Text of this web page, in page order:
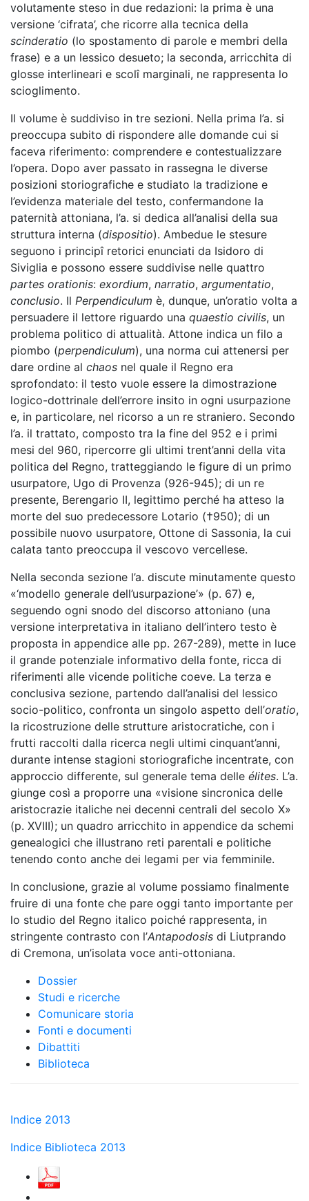
volutamente steso in due redazioni: la prima è una
versione ‘cifrata’, che ricorre alla tecnica della
scinderatio (lo spostamento di parole e membri della
frase) e a un lessico desueto; la seconda, arricchita di
glosse interlineari e scolî marginali, ne rappresenta lo
scioglimento.
Il volume è suddiviso in tre sezioni. Nella prima l’a. si
preoccupa subito di rispondere alle domande cui si
faceva riferimento: comprendere e contestualizzare
l’opera. Dopo aver passato in rassegna le diverse
posizioni storiografiche e studiato la tradizione e
l’evidenza materiale del testo, confermandone la
paternità attoniana, l’a. si dedica all’analisi della sua
struttura interna (dispositio). Ambedue le stesure
seguono i principî retorici enunciati da Isidoro di
Siviglia e possono essere suddivise nelle quattro
partes orationis: exordium, narratio, argumentatio,
conclusio. Il Perpendiculum è, dunque, un’oratio volta a
persuadere il lettore riguardo una quaestio civilis, un
problema politico di attualità. Attone indica un filo a
piombo (perpendiculum), una norma cui attenersi per
dare ordine al chaos nel quale il Regno era
sprofondato: il testo vuole essere la dimostrazione
logico-dottrinale dell’errore insito in ogni usurpazione
e, in particolare, nel ricorso a un re straniero. Secondo
l’a. il trattato, composto tra la fine del 952 e i primi
mesi del 960, ripercorre gli ultimi trent’anni della vita
politica del Regno, tratteggiando le figure di un primo
usurpatore, Ugo di Provenza (926-945); di un re
presente, Berengario II, legittimo perché ha atteso la
morte del suo predecessore Lotario (†950); di un
possibile nuovo usurpatore, Ottone di Sassonia, la cui
calata tanto preoccupa il vescovo vercellese.
Nella seconda sezione l’a. discute minutamente questo
«‘modello generale dell’usurpazione’» (p. 67) e,
seguendo ogni snodo del discorso attoniano (una
versione interpretativa in italiano dell’intero testo è
proposta in appendice alle pp. 267-289), mette in luce
il grande potenziale informativo della fonte, ricca di
riferimenti alle vicende politiche coeve. La terza e
conclusiva sezione, partendo dall’analisi del lessico
socio-politico, confronta un singolo aspetto dell’oratio,
la ricostruzione delle strutture aristocratiche, con i
frutti raccolti dalla ricerca negli ultimi cinquant’anni,
durante intense stagioni storiografiche incentrate, con
approccio differente, sul generale tema delle élites. L’a.
giunge così a proporre una «visione sincronica delle
aristocrazie italiche nei decenni centrali del secolo X»
(p. XVIII); un quadro arricchito in appendice da schemi
genealogici che illustrano reti parentali e politiche
tenendo conto anche dei legami per via femminile.
In conclusione, grazie al volume possiamo finalmente
fruire di una fonte che pare oggi tanto importante per
lo studio del Regno italico poiché rappresenta, in
stringente contrasto con l’Antapodosis di Liutprando
di Cremona, un’isolata voce anti-ottoniana.
Dossier
Studi e ricerche
Comunicare storia
Fonti e documenti
Dibattiti
Biblioteca
Indice 2013
Indice Biblioteca 2013